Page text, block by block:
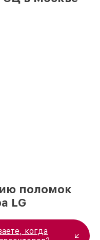
поломок
LG
когда